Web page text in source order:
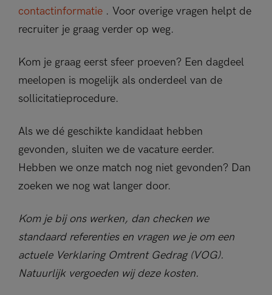
contactinformatie . Voor overige vragen helpt de
recruiter je graag verder op weg.
Kom je graag eerst sfeer proeven? Een dagdeel
meelopen is mogelijk als onderdeel van de
sollicitatieprocedure.
Als we dé geschikte kandidaat hebben
gevonden, sluiten we de vacature eerder.
Hebben we onze match nog niet gevonden? Dan
zoeken we nog wat langer door.
Kom je bij ons werken, dan checken we
standaard referenties en vragen we je om een
actuele Verklaring Omtrent Gedrag (VOG).
Natuurlijk vergoeden wij deze kosten.